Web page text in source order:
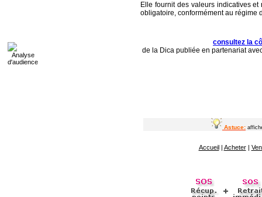
Elle fournit des valeurs indicatives
obligatoire, conformément au régime
consultez la
de la Dica publiée en partenariat
Astuce:
Accueil| Acheter|